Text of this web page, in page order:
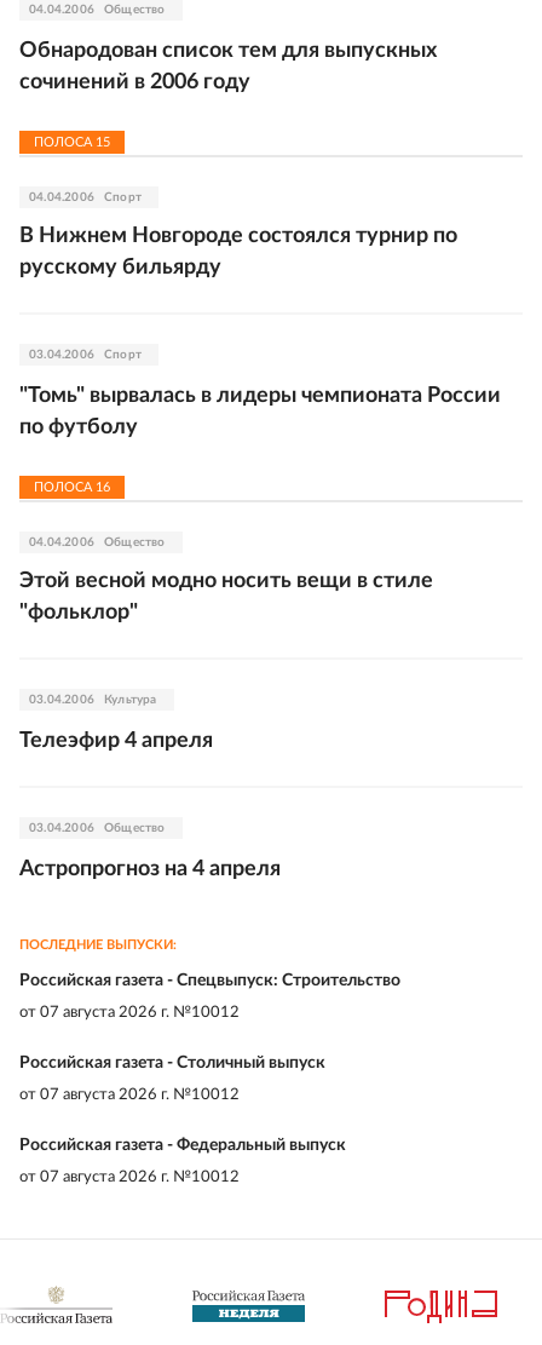
04.04.2006 Общество
Обнародован список тем для выпускных
сочинений в 2006 году
ПОЛОСА 15
04.04.2006 Спорт
В Нижнем Новгороде состоялся турнир по
русскому бильярду
03.04.2006 Спорт
"Томь" вырвалась в лидеры чемпионата России
по футболу
ПОЛОСА 16
04.04.2006 Общество
Этой весной модно носить вещи в стиле
"фольклор"
03.04.2006 Культура
Телеэфир 4 апреля
03.04.2006 Общество
Астропрогноз на 4 апреля
ПОСЛЕДНИЕ ВЫПУСКИ:
Российская газета - Спецвыпуск: Строительство
от 07 августа 2026 г. №10012
Российская газета - Столичный выпуск
от 07 августа 2026 г. №10012
Российская газета - Федеральный выпуск
от 07 августа 2026 г. №10012